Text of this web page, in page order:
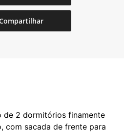
de 2 dormitórios finamente
com sacada de frente para